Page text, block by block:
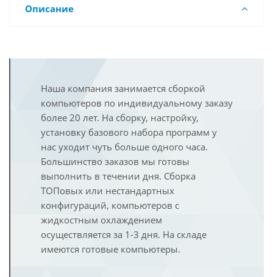
Описание
Наша компания занимается сборкой
компьютеров по индивидуальному заказу
более 20 лет. На сборку, настройку,
установку базового набора программ у
нас уходит чуть больше одного часа.
Большинство заказов мы готовы
выполнить в течении дня. Сборка
ТОПовых или нестандартных
конфигураций, компьютеров с
жидкостным охлаждением
осуществляется за 1-3 дня. На складе
имеются готовые компьютеры.